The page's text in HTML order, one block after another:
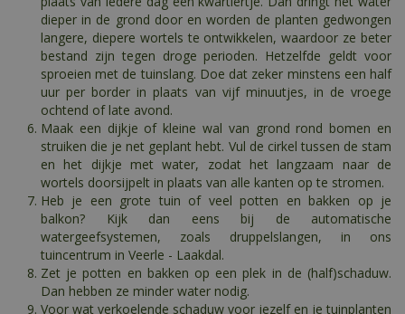
dieper in de grond door en worden de planten gedwongen
langere, diepere wortels te ontwikkelen, waardoor ze beter
bestand zijn tegen droge perioden. Hetzelfde geldt voor
sproeien met de tuinslang. Doe dat zeker minstens een half
uur per border in plaats van vijf minuutjes, in de vroege
ochtend of late avond.
Maak een dijkje of kleine wal van grond rond bomen en
struiken die je net geplant hebt. Vul de cirkel tussen de stam
en het dijkje met water, zodat het langzaam naar de
wortels doorsijpelt in plaats van alle kanten op te stromen.
Heb je een grote tuin of veel potten en bakken op je
balkon? Kijk dan eens bij de automatische
watergeefsystemen, zoals druppelslangen, in ons
tuincentrum in Veerle - Laakdal.
Zet je potten en bakken op een plek in de (half)schaduw.
Dan hebben ze minder water nodig.
Voor wat verkoelende schaduw voor jezelf en je tuinplanten